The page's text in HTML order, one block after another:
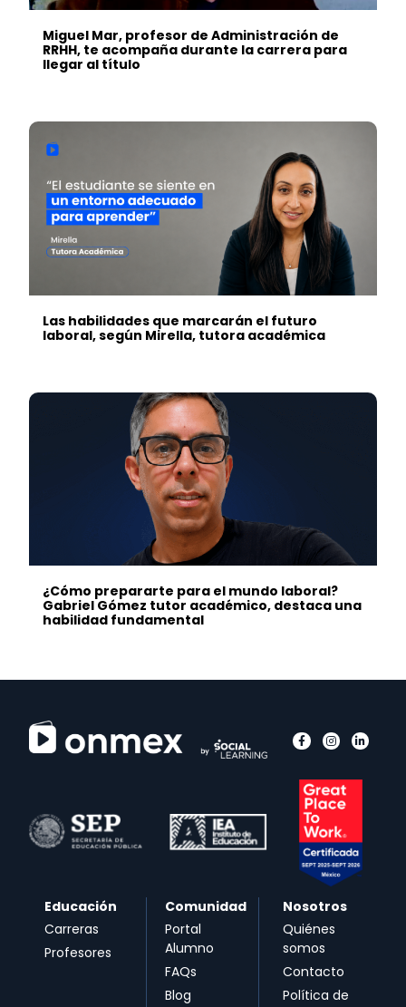
Miguel Mar, profesor de Administración de
RRHH, te acompaña durante la carrera para
llegar al título
Las habilidades que marcarán el futuro
laboral, según Mirella, tutora académica
¿Cómo prepararte para el mundo laboral?
Gabriel Gómez tutor académico, destaca una
habilidad fundamental
Educación
Carreras
Profesores
Comunidad
Portal
Alumno
FAQs
Blog
Nosotros
Quiénes
somos
Contacto
Política de